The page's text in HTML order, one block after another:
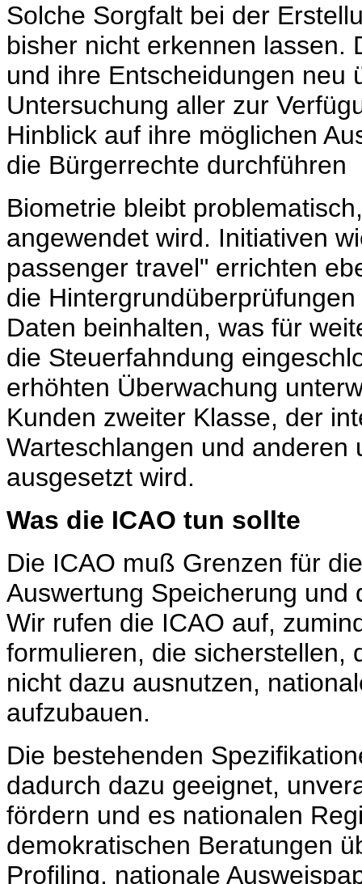
Solche Sorgfalt bei der
bisher nicht erkennen lassen.
und ihre Entscheidungen
Untersuchung aller zur
Hinblick auf ihre möglichen
die Bürgerrechte durchführen
Biometrie bleibt
angewendet wird. Initiativen
passenger travel" errichten
die
Daten beinhalten, was für
die Steuerfahndung
erhöhten Überwachung
Kunden zweiter Klasse, der
Warteschlangen und anderen
ausgesetzt wird.
Was die ICAO tun sollte
Die ICAO muß Grenzen für
Auswertung Speicherung und
Wir rufen die ICAO auf,
formulieren, die sicherstellen,
nicht dazu ausnutzen,
aufzubauen.
Die bestehenden
dadurch dazu geeignet,
fördern und es nationalen
demokratischen Beratungen
Profiling, nationale